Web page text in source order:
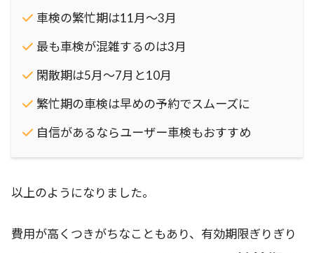
車検の繁忙期は11月～3月
最も車検が混雑するのは3月
閑散期は5月～7月と10月
繁忙期の車検は早めの予約でスムーズに
自信があるならユーザー車検もおすすめ
以上のようになりました。
費用が高くつきがちなこともあり、有効期限ぎりぎり